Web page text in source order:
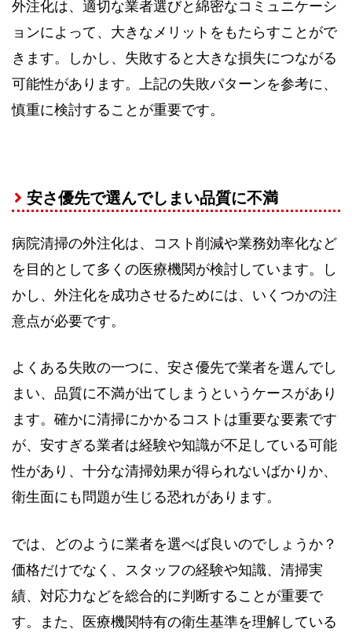
外注化は、適切な業者選びと綿密なコミュニケーシ
ョンによって、大きなメリットをもたらすことがで
きます。しかし、失敗すると大きな損失につながる
可能性があります。上記の失敗パターンを参考に、
慎重に検討することが重要です。
安さ優先で選んでしまい品質に不満
病院清掃の外注化は、コスト削減や業務効率化など
を目的として多くの医療機関が検討しています。し
かし、外注化を成功させるためには、いくつかの注
意点が必要です。
よくある失敗の一つに、安さ優先で業者を選んでし
まい、品質に不満が出てしまうというケースがあり
ます。確かに清掃にかかるコストは重要な要素です
が、安すぎる業者は経験や知識が不足している可能
性があり、十分な清掃効果が得られないばかりか、
衛生面にも問題が生じる恐れがあります。
では、どのように業者を選べば良いのでしょうか？
価格だけでなく、スタッフの経験や知識、清掃実
績、対応力などを総合的に判断することが重要で
す。また、医療機関特有の衛生基準を理解している